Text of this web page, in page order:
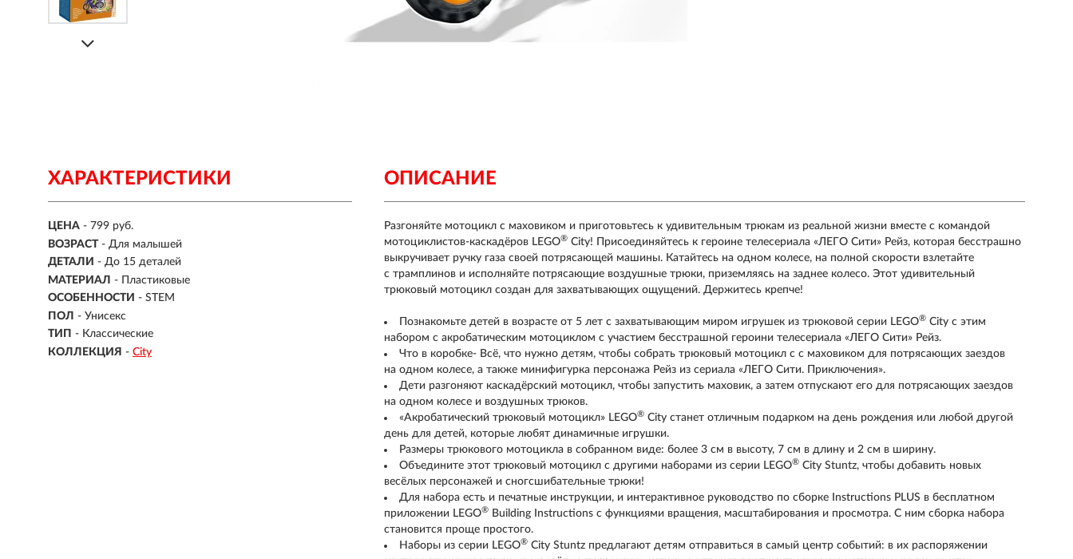
ХАРАКТЕРИСТИКИ
ЦЕНА - 799 руб.
ВОЗРАСТ - Для малышей
ДЕТАЛИ - До 15 деталей
МАТЕРИАЛ - Пластиковые
ОСОБЕННОСТИ - STEM
ПОЛ - Унисекс
ТИП - Классические
КОЛЛЕКЦИЯ - City
ОПИСАНИЕ
Разгоняйте мотоцикл с маховиком и приготовьтесь к удивительным трюкам из реальной жизни вместе с командой
мотоциклистов-каскадёров LEGO® City! Присоединяйтесь к героине телесериала «ЛЕГО Сити» Рейз, которая бесстрашно
выкручивает ручку газа своей потрясающей машины. Катайтесь на одном колесе, на полной скорости взлетайте
с трамплинов и исполняйте потрясающие воздушные трюки, приземляясь на заднее колесо. Этот удивительный
трюковый мотоцикл создан для захватывающих ощущений. Держитесь крепче!
Познакомьте детей в возрасте от 5 лет с захватывающим миром игрушек из трюковой серии LEGO® City с этим
набором с акробатическим мотоциклом с участием бесстрашной героини телесериала «ЛЕГО Сити» Рейз.
Что в коробке- Всё, что нужно детям, чтобы собрать трюковый мотоцикл с с маховиком для потрясающих заездов
на одном колесе, а также минифигурка персонажа Рейз из сериала «ЛЕГО Сити. Приключения».
Дети разгоняют каскадёрский мотоцикл, чтобы запустить маховик, а затем отпускают его для потрясающих заездов
на одном колесе и воздушных трюков.
«Акробатический трюковый мотоцикл» LEGO® City станет отличным подарком на день рождения или любой другой
день для детей, которые любят динамичные игрушки.
Размеры трюкового мотоцикла в собранном виде: более 3 см в высоту, 7 см в длину и 2 см в ширину.
Объедините этот трюковый мотоцикл с другими наборами из серии LEGO® City Stuntz, чтобы добавить новых
весёлых персонажей и сногсшибательные трюки!
Для набора есть и печатные инструкции, и интерактивное руководство по сборке Instructions PLUS в бесплатном
приложении LEGO® Building Instructions с функциями вращения, масштабирования и просмотра. С ним сборка набора
становится проще простого.
Наборы из серии LEGO® City Stuntz предлагают детям отправиться в самый центр событий: в их распоряжении